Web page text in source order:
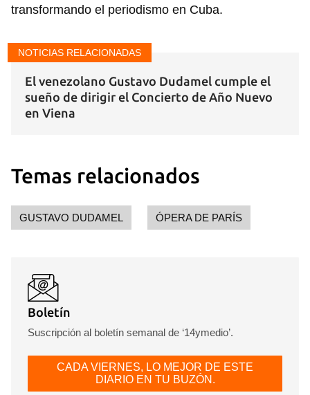
transformando el periodismo en Cuba.
NOTICIAS RELACIONADAS
El venezolano Gustavo Dudamel cumple el
sueño de dirigir el Concierto de Año Nuevo
en Viena
Temas relacionados
GUSTAVO DUDAMEL ÓPERA DE PARÍS
Boletín
Suscripción al boletín semanal de ‘14ymedio’.
CADA VIERNES, LO MEJOR DE ESTE
DIARIO EN TU BUZÓN.